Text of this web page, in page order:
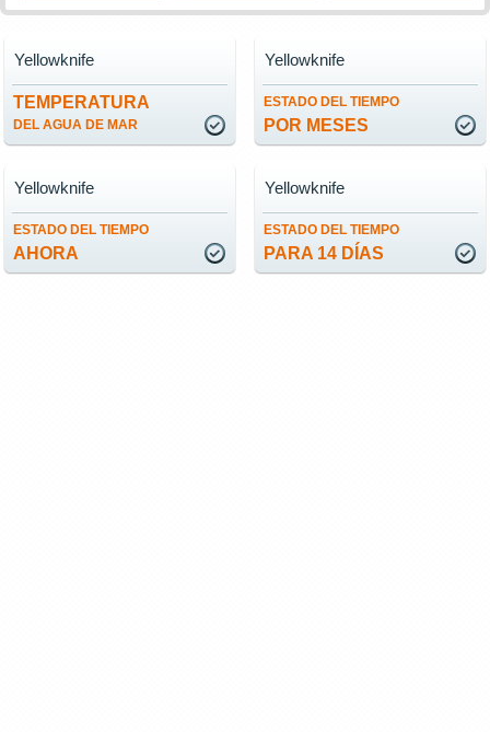
TEMPERATURA
DEL AGUA DE MAR
Yellowknife
ESTADO DEL TIEMPO
POR MESES
Yellowknife
ESTADO DEL TIEMPO
AHORA
Yellowknife
ESTADO DEL TIEMPO
PARA 14 DÍAS
Yellowknife